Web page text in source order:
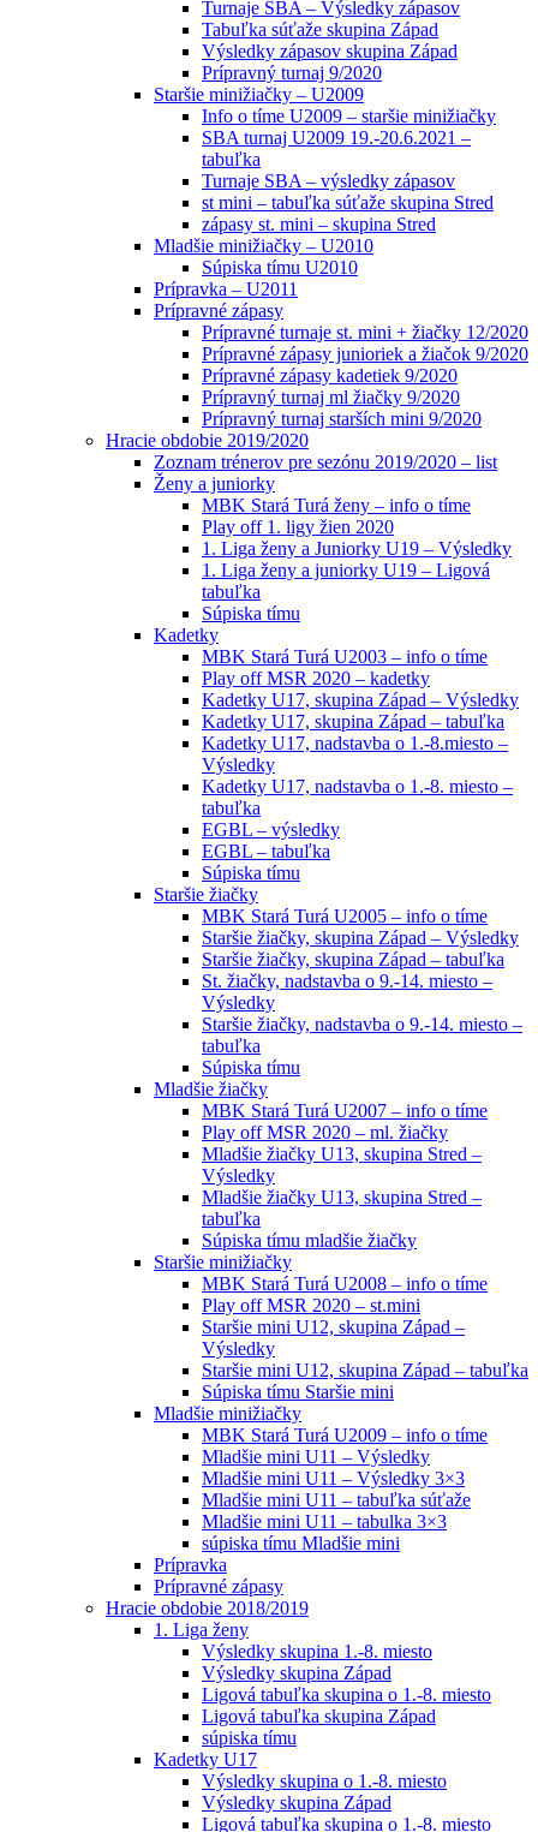
Turnaje SBA – Výsledky zápasov
Tabuľka súťaže skupina Západ
Výsledky zápasov skupina Západ
Prípravný turnaj 9/2020
Staršie minižiačky – U2009
Info o tíme U2009 – staršie minižiačky
SBA turnaj U2009 19.-20.6.2021 –
tabuľka
Turnaje SBA – výsledky zápasov
st mini – tabuľka súťaže skupina Stred
zápasy st. mini – skupina Stred
Mladšie minižiačky – U2010
Súpiska tímu U2010
Prípravka – U2011
Prípravné zápasy
Prípravné turnaje st. mini + žiačky 12/2020
Prípravné zápasy junioriek a žiačok 9/2020
Prípravné zápasy kadetiek 9/2020
Prípravný turnaj ml žiačky 9/2020
Prípravný turnaj starších mini 9/2020
Hracie obdobie 2019/2020
Zoznam trénerov pre sezónu 2019/2020 – list
Ženy a juniorky
MBK Stará Turá ženy – info o tíme
Play off 1. ligy žien 2020
1. Liga ženy a Juniorky U19 – Výsledky
1. Liga ženy a juniorky U19 – Ligová
tabuľka
Súpiska tímu
Kadetky
MBK Stará Turá U2003 – info o tíme
Play off MSR 2020 – kadetky
Kadetky U17, skupina Západ – Výsledky
Kadetky U17, skupina Západ – tabuľka
Kadetky U17, nadstavba o 1.-8.miesto –
Výsledky
Kadetky U17, nadstavba o 1.-8. miesto –
tabuľka
EGBL – výsledky
EGBL – tabuľka
Súpiska tímu
Staršie žiačky
MBK Stará Turá U2005 – info o tíme
Staršie žiačky, skupina Západ – Výsledky
Staršie žiačky, skupina Západ – tabuľka
St. žiačky, nadstavba o 9.-14. miesto –
Výsledky
Staršie žiačky, nadstavba o 9.-14. miesto –
tabuľka
Súpiska tímu
Mladšie žiačky
MBK Stará Turá U2007 – info o tíme
Play off MSR 2020 – ml. žiačky
Mladšie žiačky U13, skupina Stred –
Výsledky
Mladšie žiačky U13, skupina Stred –
tabuľka
Súpiska tímu mladšie žiačky
Staršie minižiačky
MBK Stará Turá U2008 – info o tíme
Play off MSR 2020 – st.mini
Staršie mini U12, skupina Západ –
Výsledky
Staršie mini U12, skupina Západ – tabuľka
Súpiska tímu Staršie mini
Mladšie minižiačky
MBK Stará Turá U2009 – info o tíme
Mladšie mini U11 – Výsledky
Mladšie mini U11 – Výsledky 3×3
Mladšie mini U11 – tabuľka súťaže
Mladšie mini U11 – tabulka 3×3
súpiska tímu Mladšie mini
Prípravka
Prípravné zápasy
Hracie obdobie 2018/2019
1. Liga ženy
Výsledky skupina 1.-8. miesto
Výsledky skupina Západ
Ligová tabuľka skupina o 1.-8. miesto
Ligová tabuľka skupina Západ
súpiska tímu
Kadetky U17
Výsledky skupina o 1.-8. miesto
Výsledky skupina Západ
Ligová tabuľka skupina o 1.-8. miesto